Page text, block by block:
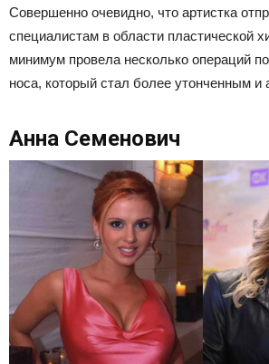
Совершенно очевидно, что артистка
специалистам в области пластической
минимум провела несколько операций
носа, который стал более утонченным и
Анна Семенович